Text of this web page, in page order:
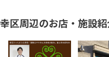
幸区周辺のお店・施設